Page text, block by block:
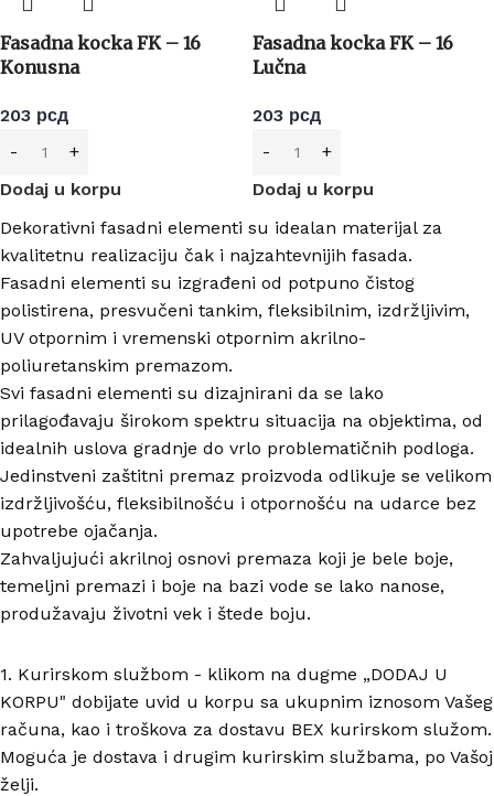
Fasadna kocka FK – 16
Konusna
203 рсд
Dodaj u korpu
Fasadna kocka FK – 16
Lučna
203 рсд
Dodaj u korpu
Dekorativni fasadni elementi su idealan materijal za
kvalitetnu realizaciju čak i najzahtevnijih fasada.
Fasadni elementi su izgrađeni od potpuno čistog
polistirena, presvučeni tankim, fleksibilnim, izdržljivim,
UV otpornim i vremenski otpornim akrilno-
poliuretanskim premazom.
Svi fasadni elementi su dizajnirani da se lako
prilagođavaju širokom spektru situacija na objektima, od
idealnih uslova gradnje do vrlo problematičnih podloga.
Jedinstveni zaštitni premaz proizvoda odlikuje se velikom
izdržljivošću, fleksibilnošću i otpornošću na udarce bez
upotrebe ojačanja.
Zahvaljujući akrilnoj osnovi premaza koji je bele boje,
temeljni premazi i boje na bazi vode se lako nanose,
produžavaju životni vek i štede boju.
1. Kurirskom službom - klikom na dugme „DODAJ U
KORPU" dobijate uvid u korpu sa ukupnim iznosom Vašeg
računa, kao i troškova za dostavu BEX kurirskom služom.
Moguća je dostava i drugim kurirskim službama, po Vašoj
želji.